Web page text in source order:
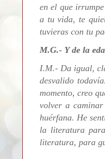
en el que
a tu vida, te
tuvieras con tu
M.G.- Y de la
I.M.- Da igual,
desvalido
momento, creo
volver a caminar
huérfana. He
la literatura
literatura, para